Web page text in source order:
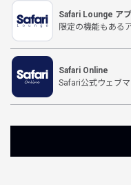
Safari Lounge ア
限定の機能もある
Safari Online
Safari公式ウェブ